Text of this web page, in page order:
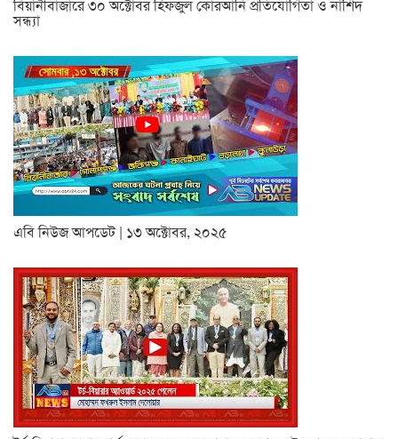
বিয়ানীবাজারে ৩০ অক্টোবর হিফজুল কোরআনি প্রতিযোগিতা ও নাশিদ
সন্ধ্যা
এবি নিউজ আপডেট | ১৩ অক্টোবর, ২০২৫